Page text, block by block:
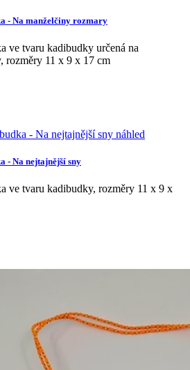
- Na manželčiny rozmary
ve tvaru kadibudky určená na
rozměry 11 x 9 x 17 cm
náhled
- Na nejtajnější sny
ve tvaru kadibudky, rozměry 11 x 9 x